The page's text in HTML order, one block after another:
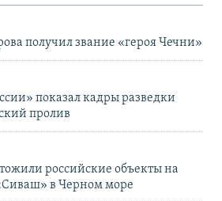
получил звание «героя Чечни»
показал кадры разведки
пролив
российские объекты на
в Черном море